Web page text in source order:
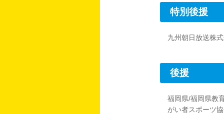
特別後援
九州朝日放送株
後援
福岡県/福岡県教
がい者スポーツ